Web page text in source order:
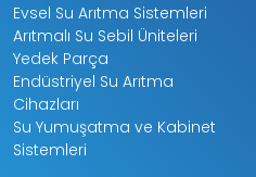
Evsel Su Arıtma Sistemleri
Arıtmalı Su Sebil Üniteleri
Yedek Parça
Endüstriyel Su Arıtma
Cihazları
Su Yumuşatma ve Kabinet
Sistemleri